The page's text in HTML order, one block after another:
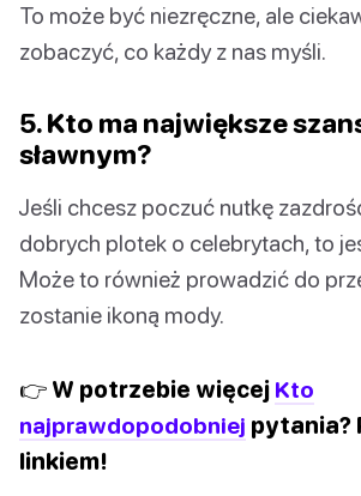
To może być niezręczne, ale
zobaczyć, co każdy z nas myśli.
5. Kto ma największe
sławnym?
Jeśli chcesz poczuć nutkę
dobrych plotek o celebrytach, to
Może to również prowadzić do
zostanie ikoną mody.
👉 W potrzebie więcej Kto
najprawdopodobniej pytania?
linkiem!